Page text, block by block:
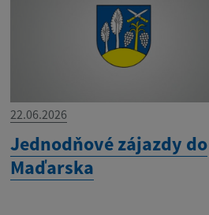
22.06.2026
Jednodňové zájazdy do
Maďarska